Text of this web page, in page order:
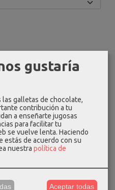
gustaría
galletas de chocolate,
contribución a tu
a enseñarte jugosas
para facilitar tu
se vuelve lenta. Haciendo
estás de acuerdo con su
nuestra política de
Aceptar todas